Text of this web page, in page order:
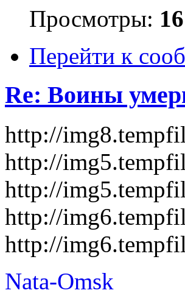
Просмотры:
Перейти к
Re: Воины
http://
http://
http://
http://
http://
Nata-Omsk